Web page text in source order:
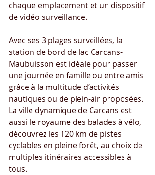
chaque emplacement et un dispositif
de vidéo surveillance.
Avec ses 3 plages surveillées, la
station de bord de lac Carcans-
Maubuisson est idéale pour passer
une journée en famille ou entre amis
grâce à la multitude d’activités
nautiques ou de plein-air proposées.
La ville dynamique de Carcans est
aussi le royaume des balades à vélo,
découvrez les 120 km de pistes
cyclables en pleine forêt, au choix de
multiples itinéraires accessibles à
tous.